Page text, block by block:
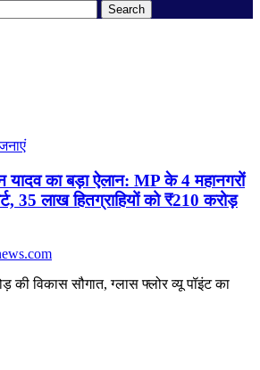
यादव का बड़ा ऐलान: MP के 4 महानगरों
35 लाख हितग्राहियों को ₹210 करोड़
की विकास सौगात, ग्लास फ्लोर व्यू पॉइंट का